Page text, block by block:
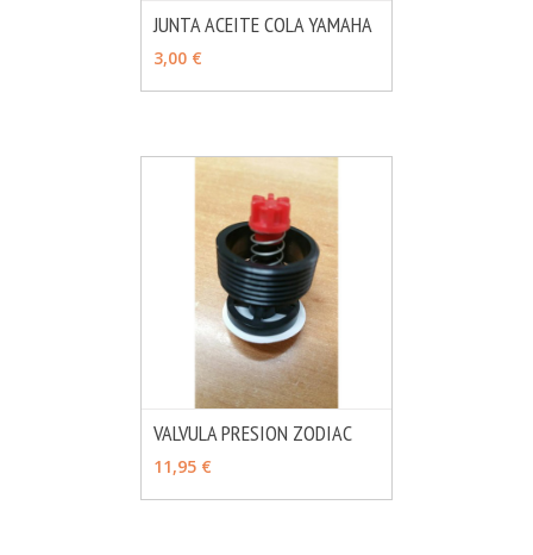
JUNTA ACEITE COLA YAMAHA
3,00 €
VALVULA PRESION ZODIAC
11,95 €